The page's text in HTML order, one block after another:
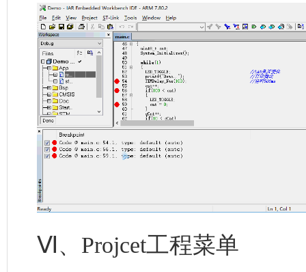
Ⅵ、Projcet工程菜单